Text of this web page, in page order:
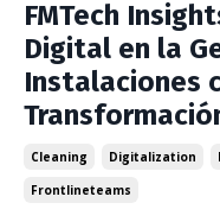
FMTech
Digital en la
Instalaciones
Cleaning Digitalization
Frontlineteams